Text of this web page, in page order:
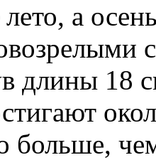
а
длины 18
больше,